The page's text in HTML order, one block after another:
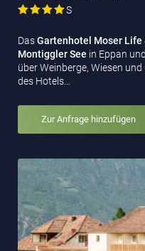
S
DasGartenhotel Moser Life
Montiggler See in Eppan
über Weinberge, Wiesen
des Hotels…
Zur Anfrage hinzufügen